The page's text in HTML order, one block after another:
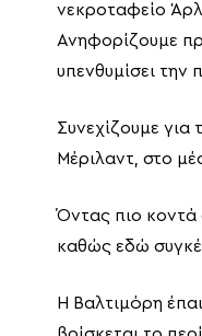
νεκροταφείο
Ανηφορίζουμε
υπενθυμίσει την
Συνεχίζουμε για
Μέριλαντ, στο
Όντας πιο κοντά
καθώς εδώ
Η Βαλτιμόρη